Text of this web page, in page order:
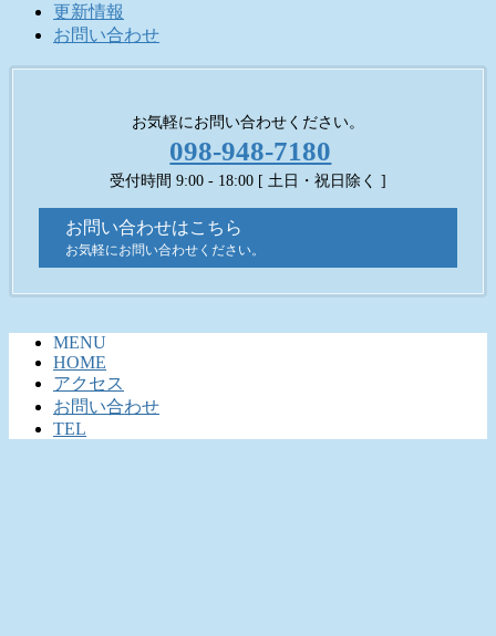
更新情報
お問い合わせ
お気軽にお問い合わせください。
098-948-7180
受付時間 9:00 - 18:00 [ 土日・祝日除く ]
お問い合わせはこちら
お気軽にお問い合わせください。
MENU
HOME
アクセス
お問い合わせ
TEL